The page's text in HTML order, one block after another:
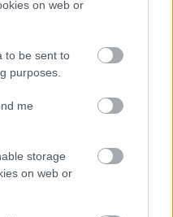
on web or
to be sent to
purposes.
me
storage
on web or
Megérkeztek az